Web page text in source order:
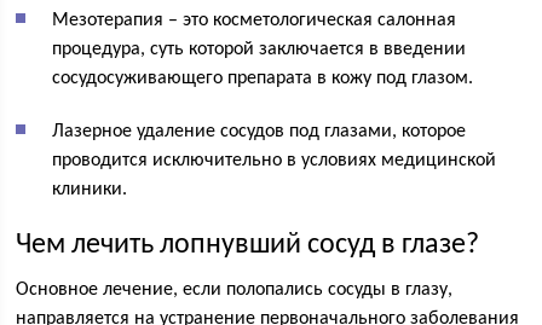
Мезотерапия – это косметологическая салонная
процедура, суть которой заключается в введении
сосудосуживающего препарата в кожу под глазом.
Лазерное удаление сосудов под глазами, которое
проводится исключительно в условиях медицинской
клиники.
Чем лечить лопнувший сосуд в глазе?
Основное лечение, если полопались сосуды в глазу,
направляется на устранение первоначального заболевания